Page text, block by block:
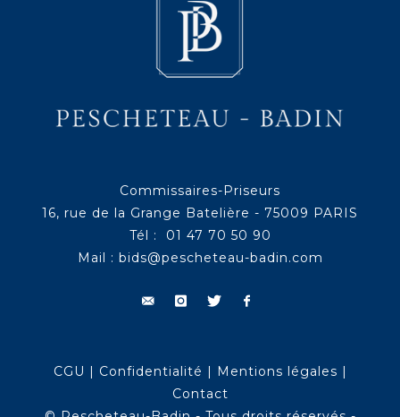
Commissaires-Priseurs
16, rue de la Grange Batelière - 75009 PARIS
Tél : 01 47 70 50 90
Mail : bids@pescheteau-badin.com
CGU | Confidentialité | Mentions légales |
Contact